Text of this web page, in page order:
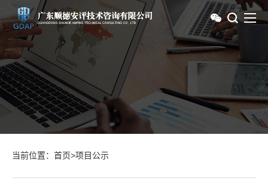
当前位置： 首页>项目公示